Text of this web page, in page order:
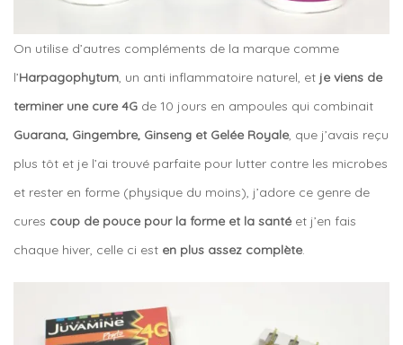
On utilise d’autres compléments de la marque comme
l’Harpagophytum, un anti inflammatoire naturel, et je viens de
terminer une cure 4G de 10 jours en ampoules qui combinait
Guarana, Gingembre, Ginseng et Gelée Royale, que j’avais reçu
plus tôt et je l’ai trouvé parfaite pour lutter contre les microbes
et rester en forme (physique du moins), j’adore ce genre de
cures coup de pouce pour la forme et la santé et j’en fais
chaque hiver, celle ci est en plus assez complète.